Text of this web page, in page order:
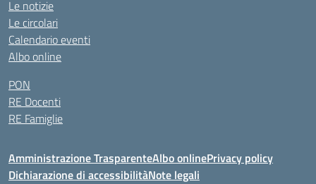
Le notizie
Le circolari
Calendario eventi
Albo online
PON
RE Docenti
RE Famiglie
Amministrazione TrasparenteAlbo onlinePrivacy policy
Dichiarazione di accessibilitàNote legali